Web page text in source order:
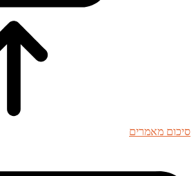
סיכום מאמרים